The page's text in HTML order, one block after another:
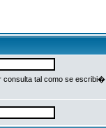
consulta tal como se escribi�